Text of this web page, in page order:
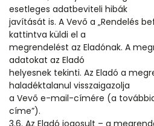
esetleges adatbeviteli hibák
javítását is. A Vevő a „Rendelés
kattintva küldi el a
megrendelést az Eladónak. A
adatokat az Eladó
helyesnek tekinti. Az Eladó a
haladéktalanul visszaigazolja
a Vevő e-mail-címére (a
címe”).
3.6. Az Eladó jogosult – a